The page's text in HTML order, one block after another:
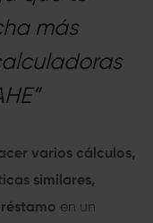
más
varios cálculos,
similares,
en un